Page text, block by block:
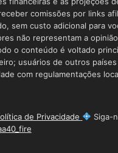
comissões por links
sem custo adicional para
não representam a
o conteúdo é voltado
usuários de outros
com regulamentações
de Privacidade
Siga-